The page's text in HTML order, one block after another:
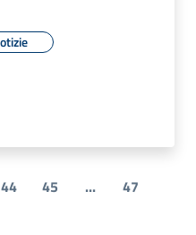
44 45 ... 47